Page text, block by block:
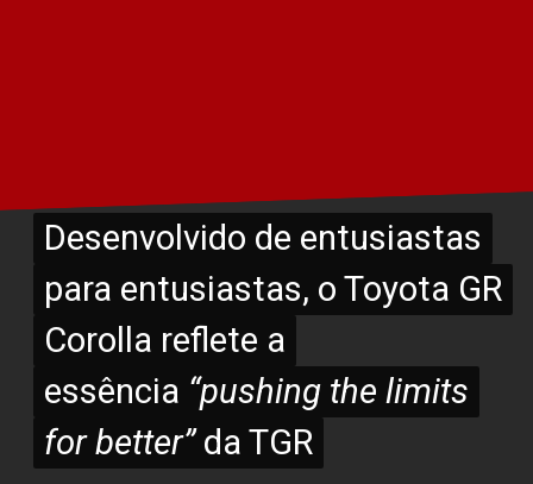
Desenvolvido de entusiastas
para entusiastas, o Toyota GR
Corolla reflete a
essência “pushing the limits
for better”da TGR
Desenvolvido de entusiastas
para entusiastas, o Toyota GR
Corolla reflete a
essência “pushing the limits
for better”da TGR